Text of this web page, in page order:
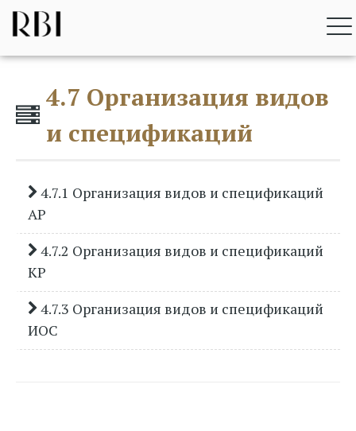
Перейти
содержимому
RBI BIM STANDARD
4.7 Организация видов
и спецификаций
4.7.1 Организация видов и спецификаций
АР
4.7.2 Организация видов и спецификаций
КР
4.7.3 Организация видов и спецификаций
ИОС